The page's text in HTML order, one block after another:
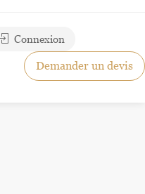
Connexion
Demander un devis